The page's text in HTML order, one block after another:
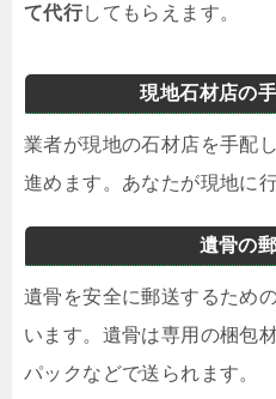
て代行してもらえます。
現地石材店の
業者が現地の石材店を手配
進めます。あなたが現地に
遺骨の
遺骨を安全に郵送するため
います。遺骨は専用の梱包
パックなどで送られます。